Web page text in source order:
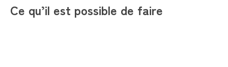
Ce qu’il est possible de faire